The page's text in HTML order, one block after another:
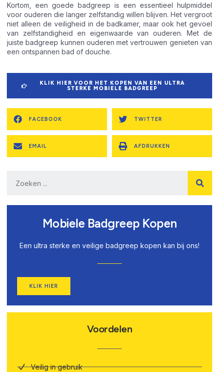
Kortom, een goede badgreep is een essentieel hulpmiddel
voor ouderen die langer zelfstandig willen blijven. Het vergroot
niet alleen de veiligheid in de badkamer, maar ook het gevoel
van zelfstandigheid en eigenwaarde van ouderen. Met de
juiste badgreep kunnen ouderen met vertrouwen genieten van
een ontspannen bad of douche.
KLIK HIER VOOR HET KOPEN VAN EEN ULTRA
STERKE MOBIELE BADGREEP
FACEBOOK TWITTER
EMAIL AFDRUKKEN
Mobiele Badgreep Kopen
Een ultra sterke en veilige badgreep kopen kan bij ons!
KLIK HIER
Voordelen
Veilig in gebruik